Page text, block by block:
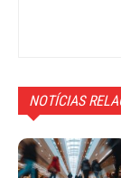
NOTÍCIAS